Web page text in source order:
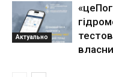
Актуально